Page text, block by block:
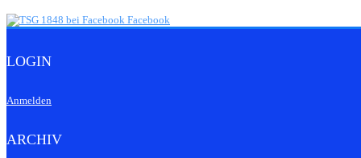
LOGIN
Anmelden
ARCHIV